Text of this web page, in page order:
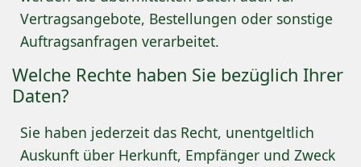
Vertragsangebote, Bestellungen oder sonstige
Auftragsanfragen verarbeitet.
Welche Rechte haben Sie bezüglich Ihrer
Daten?
Sie haben jederzeit das Recht, unentgeltlich
Auskunft über Herkunft, Empfänger und Zweck